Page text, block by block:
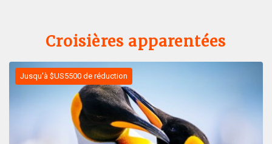
Croisières apparentées
Jusqu'à $US5500 de réduction